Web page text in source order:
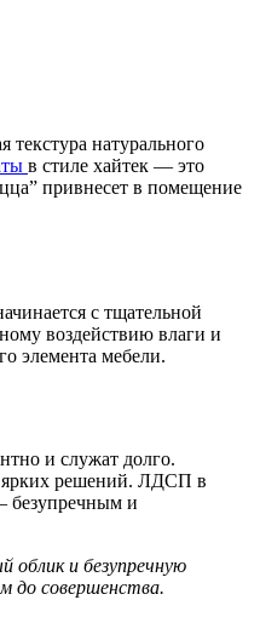
натурального
в стиле хайтек — это
привнесет в помещение
с тщательной
воздействию влаги и
элемента мебели.
и служат долго.
ярких решений. ЛДСП в
безупречным и
облик и безупречную
до совершенства.